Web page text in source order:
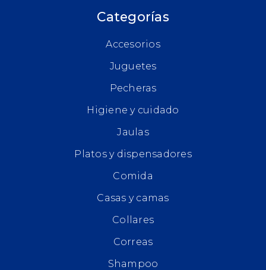
Categorías
Accesorios
Juguetes
Pecheras
Higiene y cuidado
Jaulas
Platos y dispensadores
Comida
Casas y camas
Collares
Correas
Shampoo